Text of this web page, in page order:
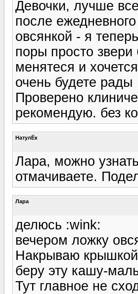
Девочки, лучше
после
овсянкой - я
поры просто
менятеся и
очень будете рады
Проверено
рекомендую. без
НатулЁк
Лара, можно
отмачиваете.
Лара
делюсь :wink:
вечером ложку
Накрываю
беру эту кашу-
Тут главное не